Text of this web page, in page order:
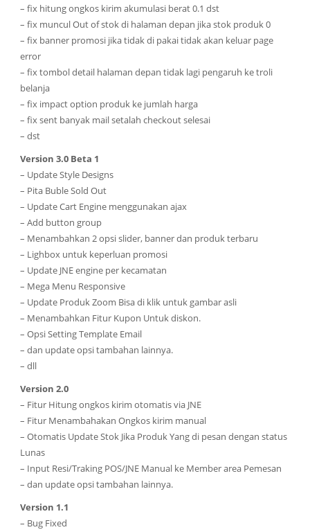
– fix hitung ongkos kirim akumulasi berat 0.1 dst
– fix muncul Out of stok di halaman depan jika stok produk 0
– fix banner promosi jika tidak di pakai tidak akan keluar page
error
– fix tombol detail halaman depan tidak lagi pengaruh ke troli
belanja
– fix impact option produk ke jumlah harga
– fix sent banyak mail setalah checkout selesai
– dst
Version 3.0 Beta 1
– Update Style Designs
– Pita Buble Sold Out
– Update Cart Engine menggunakan ajax
– Add button group
– Menambahkan 2 opsi slider, banner dan produk terbaru
– Lighbox untuk keperluan promosi
– Update JNE engine per kecamatan
– Mega Menu Responsive
– Update Produk Zoom Bisa di klik untuk gambar asli
– Menambahkan Fitur Kupon Untuk diskon.
– Opsi Setting Template Email
– dan update opsi tambahan lainnya.
– dll
Version 2.0
– Fitur Hitung ongkos kirim otomatis via JNE
– Fitur Menambahakan Ongkos kirim manual
– Otomatis Update Stok Jika Produk Yang di pesan dengan status
Lunas
– Input Resi/Traking POS/JNE Manual ke Member area Pemesan
– dan update opsi tambahan lainnya.
Version 1.1
– Bug Fixed